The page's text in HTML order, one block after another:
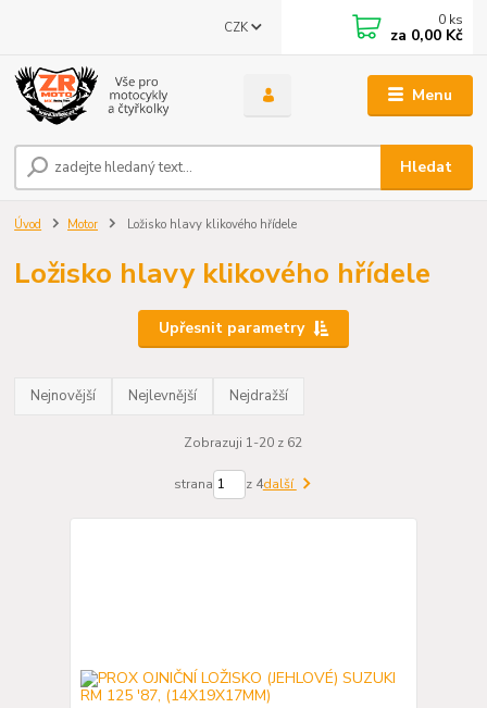
Menu
CZK
Hledat
0 ks
za 0,00 Kč
Úvod Motor Ložisko hlavy klikového hřídele
Ložisko hlavy klikového hřídele
Upřesnit parametry
Nejnovější Nejlevnější Nejdražší
Zobrazuji 1-20 z 62
strana z 4další